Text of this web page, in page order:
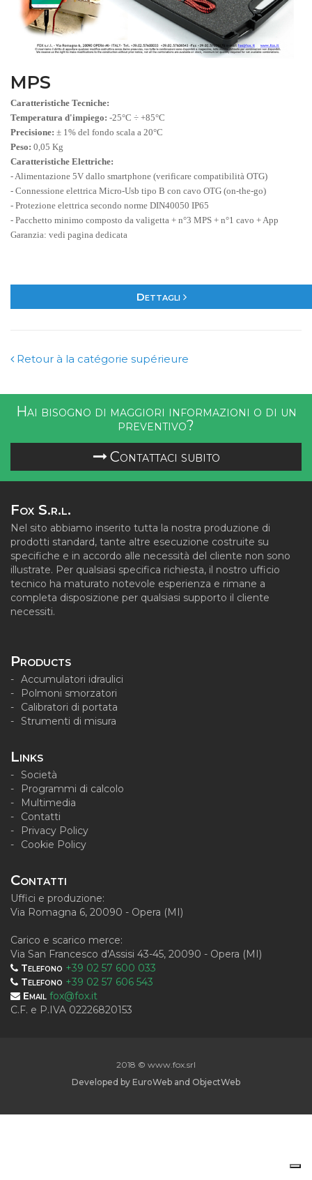
MPS
Caratteristiche Tecniche:
Temperatura d'impiego: -25°C ÷ +85°C
Precisione: ± 1% del fondo scala a 20°C
Peso: 0,05 Kg
Caratteristiche Elettriche:
- Alimentazione 5V dallo smartphone (verificare compatibilità OTG)
- Connessione elettrica Micro-Usb tipo B con cavo OTG (on-the-go)
- Protezione elettrica secondo norme DIN40050 IP65
- Pacchetto minimo composto da valigetta + n°3 MPS + n°1 cavo + App
Garanzia: vedi pagina dedicata
Dettagli
Retour à la catégorie supérieure
Hai bisogno di maggiori informazioni o di un
preventivo?
Contattaci subito
Fox S.r.l.
Nel sito abbiamo inserito tutta la nostra produzione di
prodotti standard, tante altre esecuzione costruite su
specifiche e in accordo alle necessità del cliente non sono
illustrate. Per qualsiasi specifica richiesta, il nostro ufficio
tecnico ha maturato notevole esperienza e rimane a
completa disposizione per qualsiasi supporto il cliente
necessiti.
Products
Accumulatori idraulici
Polmoni smorzatori
Calibratori di portata
Strumenti di misura
Links
Società
Programmi di calcolo
Multimedia
Contatti
Privacy Policy
Cookie Policy
Contatti
Uffici e produzione:
Via Romagna 6, 20090 - Opera (MI)
Carico e scarico merce:
Via San Francesco d'Assisi 43-45, 20090 - Opera (MI)
Telefono +39 02 57 600 033
Telefono +39 02 57 606 543
Email fox@fox.it
C.F. e P.IVA 02226820153
2018 © www.fox.srl
Developed by EuroWeb and ObjectWeb